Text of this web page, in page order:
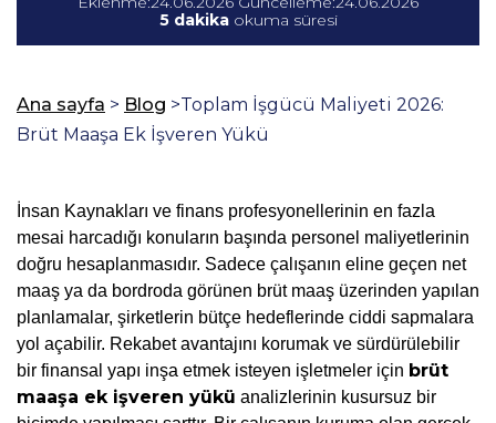
5 dakikaokuma süresi
Ana sayfa > Blog >Toplam İşgücü Maliyeti 2026:
Brüt Maaşa Ek İşveren Yükü
İnsan Kaynakları ve finans profesyonellerinin en fazla
mesai harcadığı konuların başında personel maliyetlerinin
doğru hesaplanmasıdır. Sadece çalışanın eline geçen net
maaş ya da bordroda görünen brüt maaş üzerinden yapılan
planlamalar, şirketlerin bütçe hedeflerinde ciddi sapmalara
yol açabilir. Rekabet avantajını korumak ve sürdürülebilir
bir finansal yapı inşa etmek isteyen işletmeler için brüt
maaşa ek işveren yükü analizlerinin kusursuz bir